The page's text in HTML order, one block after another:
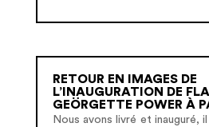
RETOUR EN IMAGES DE
L’INAUGURATION DE
GEÖRGETTE POWER À
Nous avons livré et inauguré,